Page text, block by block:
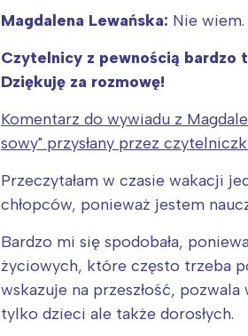
Magdalena Lewańska: Nie wiem.
Czytelnicy z pewnością bardzo
Dziękuję za rozmowę!
Komentarz do wywiadu z
sowy" przysłany przez
Przeczytałam w czasie wakacji
chłopców, ponieważ jestem
Bardzo mi się spodobała,
życiowych, które często trzeba
wskazuje na przeszłość,
tylko dzieci ale także dorosłych.